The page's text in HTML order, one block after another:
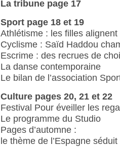
La tribune page 17
Sport page 18 et 19
Athlétisme : les filles
Cyclisme : Saïd Haddou
Escrime : des recrues de
La danse contemporaine
Le bilan de l’association
Culture pages 20, 21 et 22
Festival Pour éveiller les
Le programme du Studio
Pages d’automne :
le thème de l’Espagne séduit